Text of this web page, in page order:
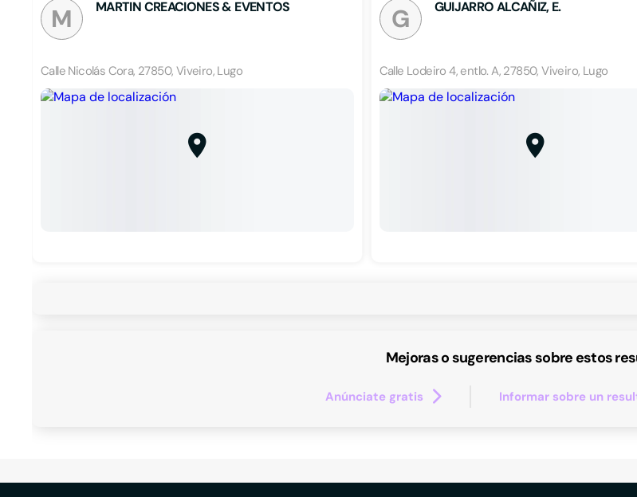
M MARTIN CREACIONES & EVENTOS
Calle Nicolás Cora, 27850, Viveiro, Lugo
G GUIJARRO ALCAÑIZ, E.
Calle Lodeiro 4, entlo. A, 27850, Viveiro, Lugo
Mejoras o sugerencias sobre estos
Anúnciate gratis Informar sobre un